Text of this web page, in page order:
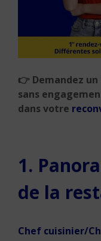
👉 Demandez
sans
dans votre
1.
de la
Chef cuisinier/